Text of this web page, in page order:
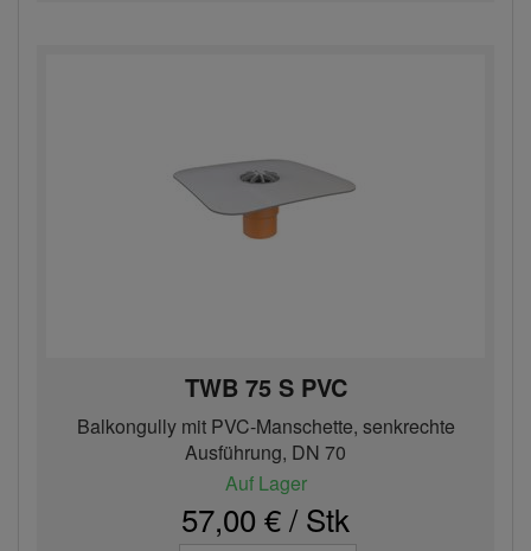
TWB 75 S PVC
Balkongully mit PVC-Manschette, senkrechte
Ausführung, DN 70
Auf Lager
57,00 € / Stk